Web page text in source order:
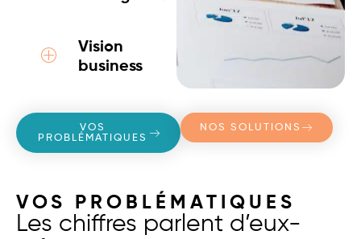
Vision
business
VOS
PROBLÉMATIQUES
NOS SOLUTIONS
VOS PROBLÉMATIQUES
Les chiffres parlent d’eux-